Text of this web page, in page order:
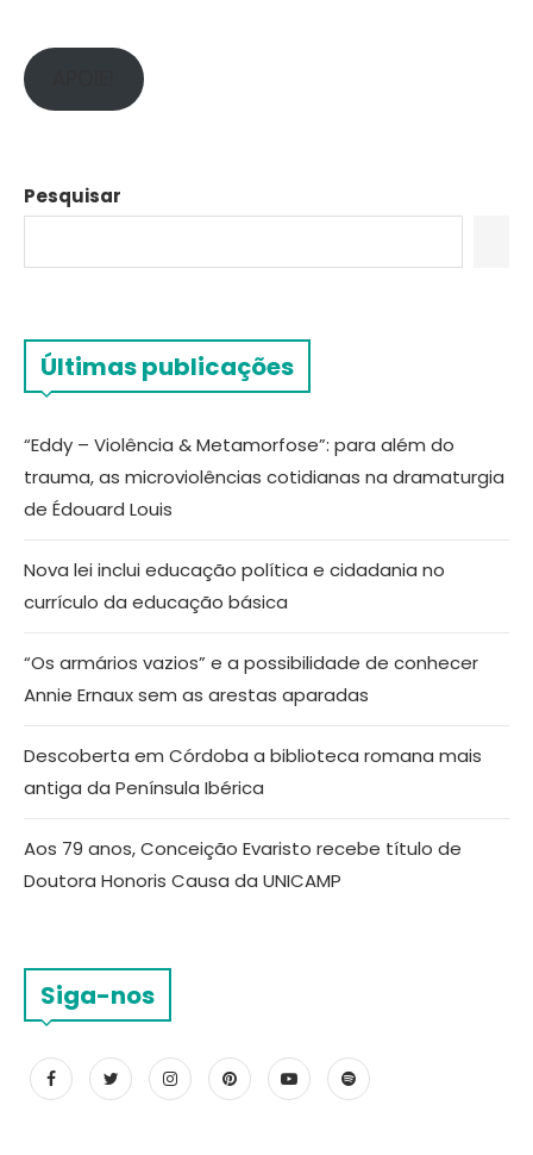
Pesquisar
Últimas publicações
“Eddy – Violência & Metamorfose”: para além do
trauma, as microviolências cotidianas na dramaturgia
de Édouard Louis
Nova lei inclui educação política e cidadania no
currículo da educação básica
“Os armários vazios” e a possibilidade de conhecer
Annie Ernaux sem as arestas aparadas
Descoberta em Córdoba a biblioteca romana mais
antiga da Península Ibérica
Aos 79 anos, Conceição Evaristo recebe título de
Doutora Honoris Causa da UNICAMP
Siga-nos